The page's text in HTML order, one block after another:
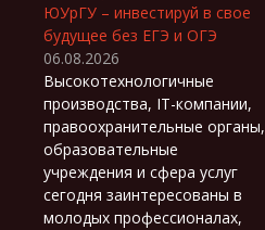
ЮУрГУ – инвестируй в свое
будущее без ЕГЭ и ОГЭ
06.08.2026
Высокотехнологичные
производства, IT-компании,
правоохранительные органы,
образовательные
учреждения и сфера услуг
сегодня заинтересованы в
молодых профессионалах,